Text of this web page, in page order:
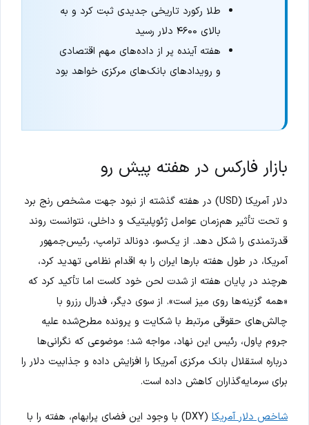
طلا رکورد تاریخی جدیدی ثبت کرد و به
بالای ۴۶۰۰ دلار رسید
هفته آینده پر از داده‌های مهم اقتصادی
و رویدادهای بانک‌های مرکزی خواهد بود
بازار فارکس در هفته پیش رو
دلار آمریکا (USD) در هفته گذشته از نبود جهت مشخص رنج برد
و تحت تأثیر هم‌زمان عوامل ژئوپلیتیک و داخلی، نتوانست روند
قدرتمندی را شکل دهد. از یک‌سو، دونالد ترامپ، رئیس‌جمهور
آمریکا، در طول هفته بارها ایران را به اقدام نظامی تهدید کرد،
هرچند در پایان هفته از شدت لحن خود کاست اما تأکید کرد که
«همه گزینه‌ها روی میز است». از سوی دیگر، فدرال رزرو با
چالش‌های حقوقی مرتبط با شکایت و پرونده مطرح‌شده علیه
جروم پاول، رئیس این نهاد، مواجه شد؛ موضوعی که نگرانی‌ها
درباره استقلال بانک مرکزی آمریکا را افزایش داده و جذابیت دلار را
برای سرمایه‌گذاران کاهش داده است.
شاخص دلار آمریکا
(DXY) با وجود این فضای پرابهام، هفته را با